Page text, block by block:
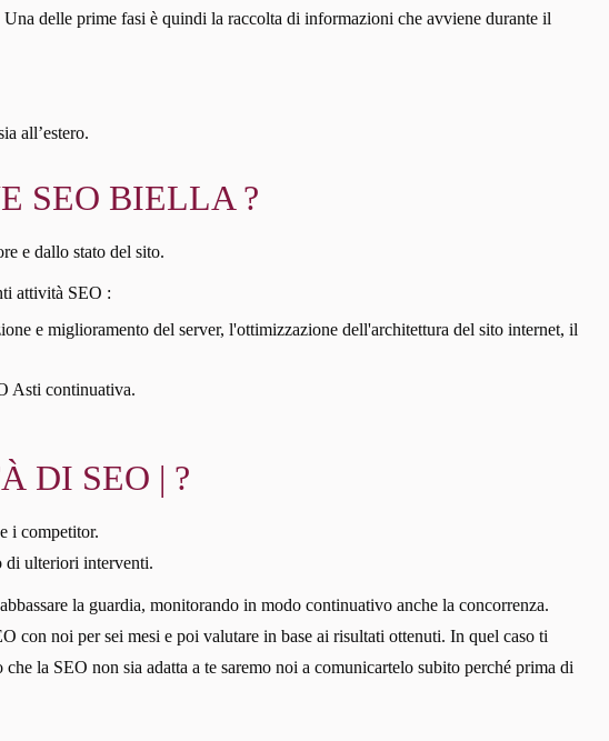
delle prime fasi è quindi la raccolta di informazioni che avviene durante il
all’estero.
SEO BIELLA ?
e dallo stato del sito.
attività SEO :
e miglioramento del server, l'ottimizzazione dell'architettura del sito internet, il
Asti continuativa.
DI SEO | ?
i competitor.
di ulteriori interventi.
la guardia, monitorando in modo continuativo anche la concorrenza.
con noi per sei mesi e poi valutare in base ai risultati ottenuti. In quel caso ti
la SEO non sia adatta a te saremo noi a comunicartelo subito perché prima di